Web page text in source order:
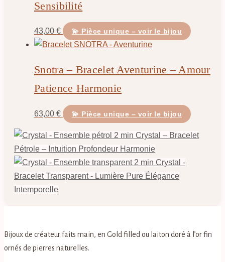
Sensibilité
43,00 € 💫 Pièce unique – voir le bijou
Snotra – Bracelet Aventurine – Amour
Patience Harmonie
63,00 € 💫 Pièce unique – voir le bijou
Crystal – Bracelet
Pétrole – Intuition Profondeur Harmonie
Crystal -
Bracelet Transparent - Lumière Pure Élégance
Intemporelle
Bijoux de créateur faits main, en Gold filled ou laiton doré à l’or fin
ornés de pierres naturelles.